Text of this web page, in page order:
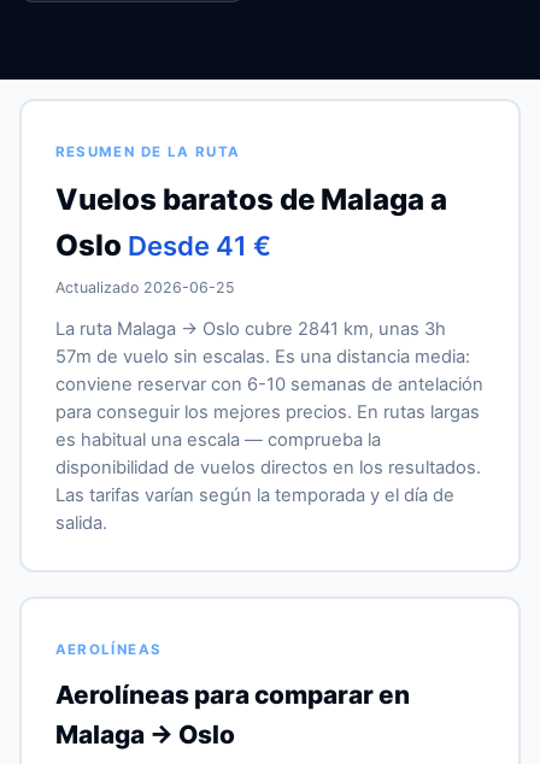
RESUMEN DE LA RUTA
Vuelos baratos de Malaga a
Oslo Desde 41 €
Actualizado 2026-06-25
La ruta Malaga → Oslo cubre 2841 km, unas 3h
57m de vuelo sin escalas. Es una distancia media:
conviene reservar con 6-10 semanas de antelación
para conseguir los mejores precios. En rutas largas
es habitual una escala — comprueba la
disponibilidad de vuelos directos en los resultados.
Las tarifas varían según la temporada y el día de
salida.
AEROLÍNEAS
Aerolíneas para comparar en
Malaga → Oslo